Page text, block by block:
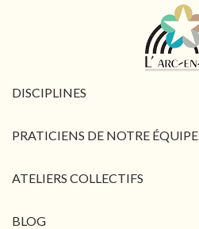
DISCIPLINES
PRATICIENS DE NOTRE ÉQUIPE
ATELIERS COLLECTIFS
BLOG